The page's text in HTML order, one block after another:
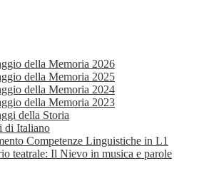
della Memoria 2026
della Memoria 2025
della Memoria 2024
della Memoria 2023
della Storia
di Italiano
Competenze Linguistiche in L1
teatrale: Il Nievo in musica e parole